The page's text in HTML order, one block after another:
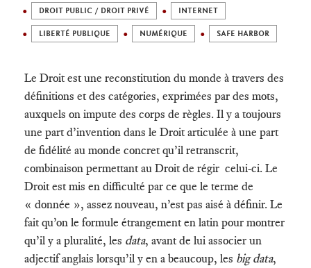
DROIT PUBLIC / DROIT PRIVÉ INTERNET
LIBERTÉ PUBLIQUE NUMÉRIQUE SAFE HARBOR
Le Droit est une reconstitution du monde à travers des
définitions et des catégories, exprimées par des mots,
auxquels on impute des corps de règles. Il y a toujours
une part d’invention dans le Droit articulée à une part
de fidélité au monde concret qu’il retranscrit,
combinaison permettant au Droit de régir celui-ci. Le
Droit est mis en difficulté par ce que le terme de
« donnée », assez nouveau, n’est pas aisé à définir. Le
fait qu’on le formule étrangement en latin pour montrer
qu’il y a pluralité, les data, avant de lui associer un
adjectif anglais lorsqu’il y en a beaucoup, les big data,